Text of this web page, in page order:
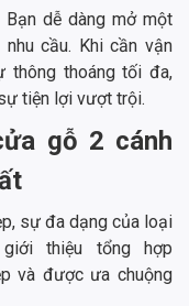
Bạn dễ dàng mở một
cầu. Khi cần vận
thông thoáng tối đa,
tiện lợi vượt trội.
gỗ 2 cánh
sự đa dạng của loại
thiệu tổng hợp
và được ưa chuộng